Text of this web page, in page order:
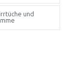
und